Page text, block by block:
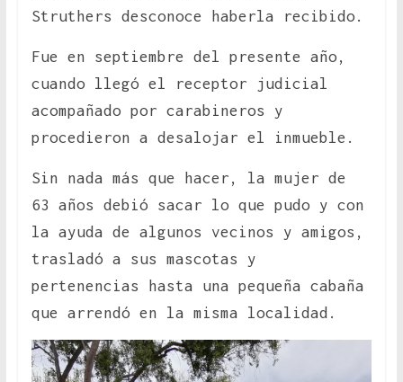
Struthers desconoce haberla recibido.
Fue en septiembre del presente año,
cuando llegó el receptor judicial
acompañado por carabineros y
procedieron a desalojar el inmueble.
Sin nada más que hacer, la mujer de
63 años debió sacar lo que pudo y con
la ayuda de algunos vecinos y amigos,
trasladó a sus mascotas y
pertenencias hasta una pequeña cabaña
que arrendó en la misma localidad.